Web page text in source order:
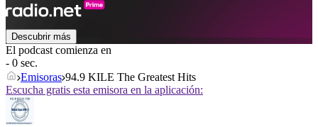
Descubrir más
El podcast comienza en
- 0 sec.
Emisoras 94.9 KILE The Greatest Hits
Escucha gratis esta emisora en la aplicación: